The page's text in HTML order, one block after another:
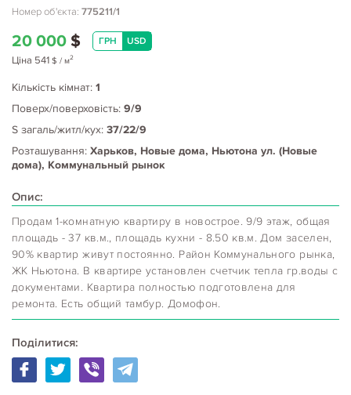
Номер об'єкта: 775211/1
20 000 $ ГРН USD
Ціна 541 $ / м2
Кількість кімнат: 1
Поверх/поверховість: 9/9
S загаль/житл/кух: 37/22/9
Розташування: Харьков, Новые дома, Ньютона ул. (Новые
дома), Коммунальный рынок
Опис:
Продам 1-комнатную квартиру в новострое. 9/9 этаж, общая
площадь - 37 кв.м., площадь кухни - 8.50 кв.м. Дом заселен,
90% квартир живут постоянно. Район Коммунального рынка,
ЖК Ньютона. В квартире установлен счетчик тепла гр.воды с
документами. Квартира полностью подготовлена для
ремонта. Есть общий тамбур. Домофон.
Поділитися: